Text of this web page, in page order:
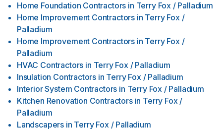
Home Foundation Contractors in Terry Fox / Palladium
Home Improvement Contractors in Terry Fox /
Palladium
Home Improvement Contractors in Terry Fox /
Palladium
HVAC Contractors in Terry Fox / Palladium
Insulation Contractors in Terry Fox / Palladium
Interior System Contractors in Terry Fox / Palladium
Kitchen Renovation Contractors in Terry Fox /
Palladium
Landscapers in Terry Fox / Palladium